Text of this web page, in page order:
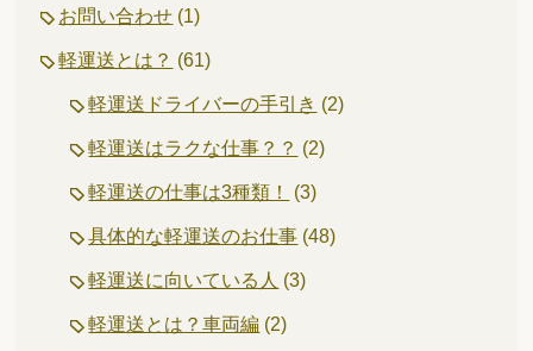
お問い合わせ (1)
軽運送とは？ (61)
軽運送ドライバーの手引き (2)
軽運送はラクな仕事？？ (2)
軽運送の仕事は3種類！ (3)
具体的な軽運送のお仕事 (48)
軽運送に向いている人 (3)
軽運送とは？車両編 (2)